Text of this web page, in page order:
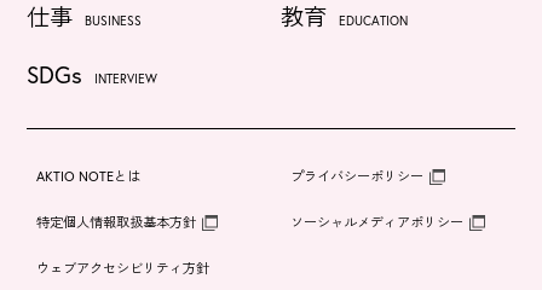
仕事 BUSINESS 教育 EDUCATION
SDGs INTERVIEW
AKTIO NOTEとは プライバシーポリシー
特定個人情報取扱基本方針 ソーシャルメディアポリシー
ウェブアクセシビリティ方針